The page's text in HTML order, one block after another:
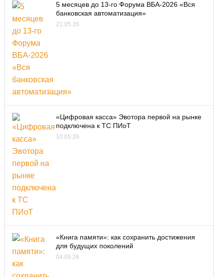
5 месяцев до 13-го Форума ВБА-2026 «Вся
банковская автоматизация»
21.05.26
«Цифровая касса» Эвотора первой на рынке
подключена к ТС ПИоТ
10.05.26
«Книга памяти»: как сохранить достижения
для будущих поколений
04.05.26